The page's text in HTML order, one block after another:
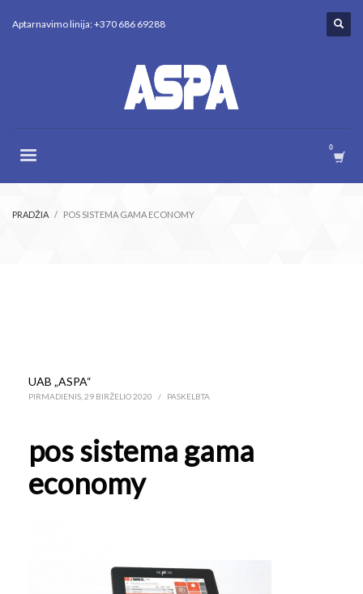
Aptarnavimo linija: +370 686 69288
PRADŽIA POS SISTEMA GAMA ECONOMY
UAB „ASPA“
PIRMADIENIS, 29 BIRŽELIO 2020 / PASKELBTA
pos sistema gama
economy